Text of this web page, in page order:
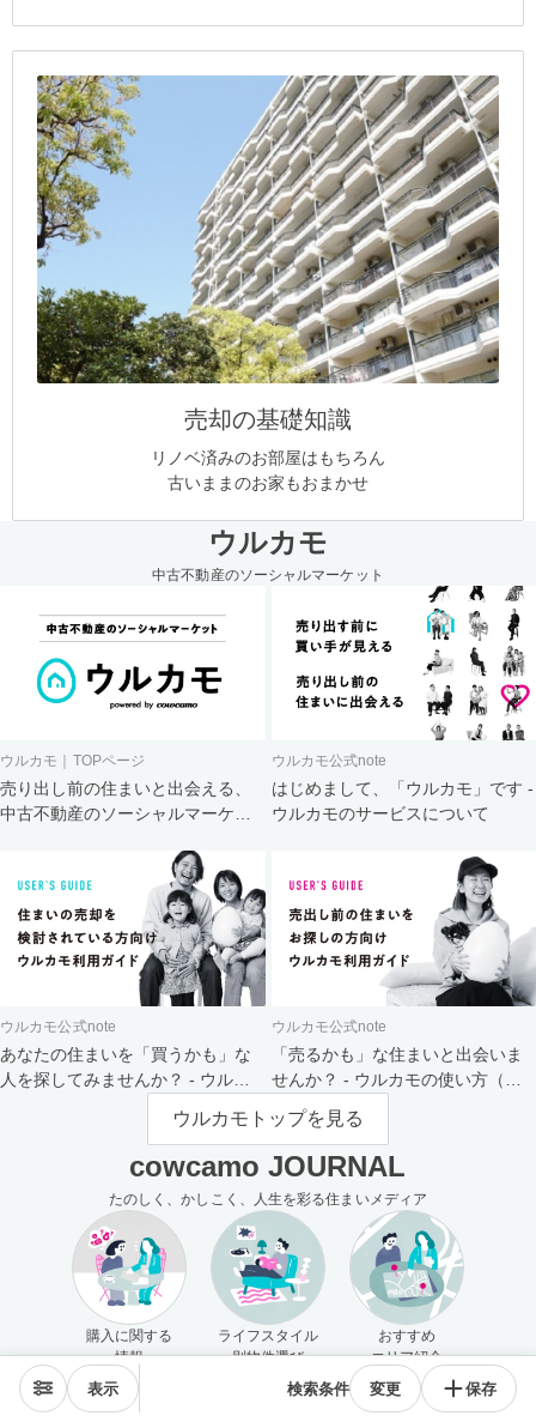
表示 検索条件 変更 保存
売却の基礎知識
リノベ済みのお部屋はもちろん
古いままのお家もおまかせ
ウルカモ
中古不動産のソーシャルマーケット
ウルカモ｜TOPページ
売り出し前の住まいと出会える、
中古不動産のソーシャルマーケッ
ウルカモ公式note
はじめまして、「ウルカモ」です -
ウルカモのサービスについて
ウルカモ公式note
あなたの住まいを「買うかも」な
人を探してみませんか？ - ウルカ
ウルカモ公式note
「売るかも」な住まいと出会いま
せんか？ - ウルカモの使い方（買
主さま向け）
ウルカモトップを見る
cowcamo JOURNAL
たのしく、かしこく、人生を彩る住まいメディア
購入に関する
情報
ライフスタイル
別物件選び
おすすめ
エリア紹介